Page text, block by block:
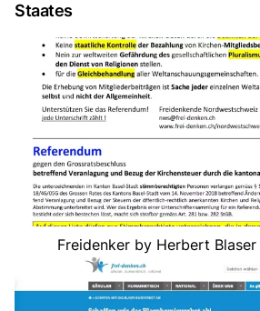
Staates
Freidenker by Herbert